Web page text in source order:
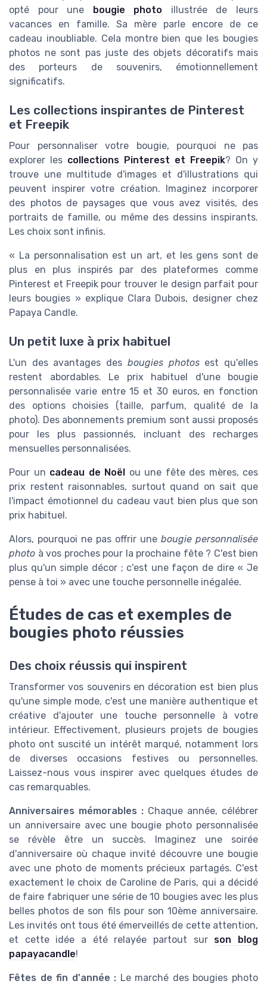
opté pour une bougie photo illustrée de leurs
vacances en famille. Sa mère parle encore de ce
cadeau inoubliable. Cela montre bien que les bougies
photos ne sont pas juste des objets décoratifs mais
des porteurs de souvenirs, émotionnellement
significatifs.
Les collections inspirantes de Pinterest
et Freepik
Pour personnaliser votre bougie, pourquoi ne pas
explorer les collections Pinterest et Freepik? On y
trouve une multitude d'images et d'illustrations qui
peuvent inspirer votre création. Imaginez incorporer
des photos de paysages que vous avez visités, des
portraits de famille, ou même des dessins inspirants.
Les choix sont infinis.
« La personnalisation est un art, et les gens sont de
plus en plus inspirés par des plateformes comme
Pinterest et Freepik pour trouver le design parfait pour
leurs bougies » explique Clara Dubois, designer chez
Papaya Candle.
Un petit luxe à prix habituel
L'un des avantages des bougies photosest qu'elles
restent abordables. Le prix habituel d'une bougie
personnalisée varie entre 15 et 30 euros, en fonction
des options choisies (taille, parfum, qualité de la
photo). Des abonnements premium sont aussi proposés
pour les plus passionnés, incluant des recharges
mensuelles personnalisées.
Pour un cadeau de Noël
ou une fête des mères, ces
prix restent raisonnables, surtout quand on sait que
l'impact émotionnel du cadeau vaut bien plus que son
prix habituel.
Alors, pourquoi ne pas offrir une bougie personnalisée
photo à vos proches pour la prochaine fête ? C'est bien
plus qu'un simple décor ; c'est une façon de dire « Je
pense à toi » avec une touche personnelle inégalée.
Études de cas et exemples de
bougies photo réussies
Des choix réussis qui inspirent
Transformer vos souvenirs en décoration est bien plus
qu'une simple mode, c'est une manière authentique et
créative d'ajouter une touche personnelle à votre
intérieur. Effectivement, plusieurs projets de bougies
photo ont suscité un intérêt marqué, notamment lors
de diverses occasions festives ou personnelles.
Laissez-nous vous inspirer avec quelques études de
cas remarquables.
Anniversaires mémorables : Chaque année, célébrer
un anniversaire avec une bougie photo personnalisée
se révèle être un succès. Imaginez une soirée
d'anniversaire où chaque invité découvre une bougie
avec une photo de moments précieux partagés. C'est
exactement le choix de Caroline de Paris, qui a décidé
de faire fabriquer une série de 10 bougies avec les plus
belles photos de son fils pour son 10ème anniversaire.
Les invités ont tous été émerveillés de cette attention,
et cette idée a été relayée partout sur son blog
papayacandle!
Fêtes de fin d'année : Le marché des bougies photo